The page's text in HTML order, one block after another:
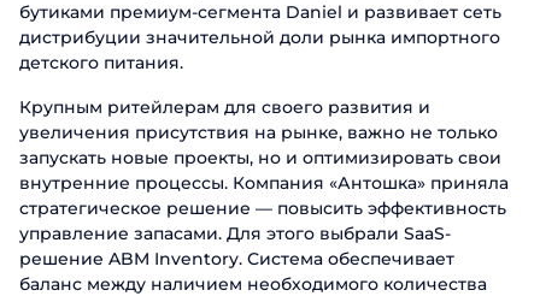
бутиками премиум-сегмента Daniel и развивает сеть
дистрибуции значительной доли рынка импортного
детского питания.
Крупным ритейлерам для своего развития и
увеличения присутствия на рынке, важно не только
запускать новые проекты, но и оптимизировать свои
внутренние процессы. Компания «Антошка» приняла
стратегическое решение — повысить эффективность
управление запасами. Для этого выбрали SaaS-
решение ABM Inventory. Система обеспечивает
баланс между наличием необходимого количества